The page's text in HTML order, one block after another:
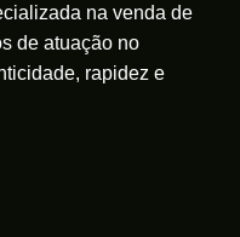
na venda de
de atuação no
rapidez e